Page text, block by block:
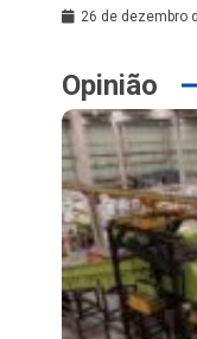
26 de dezembro
Opinião